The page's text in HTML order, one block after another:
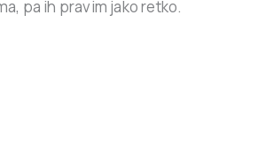
pa ih pravim jako retko.